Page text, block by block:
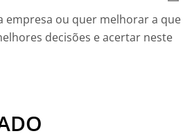
empresa ou quer melhorar a que
decisões e acertar neste